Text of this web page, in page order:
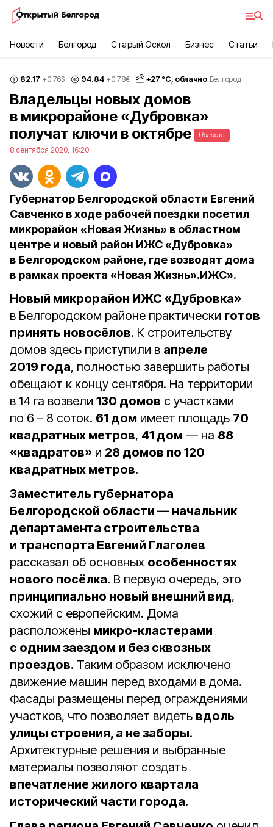
Новости Белгород Старый Оскол Бизнес Статьи
82.17 +0.76$ 94.84 +0.78€ +27 °С, облачно Белгород
Владельцы новых домов
в микрорайоне «Дубровка»
получат ключи в октябре
Новость
8 сентября 2020, 16:20
Губернатор Белгородской области Евгений
Савченко в ходе рабочей поездки посетил
микрорайон «Новая Жизнь» в областном
центре и новый район ИЖС «Дубровка»
в Белгородском районе, где возводят дома
в рамках проекта «Новая Жизнь».ИЖС».
Новый микрорайон ИЖС «Дубровка»
в Белгородском районе практически готов
принять новосёлов. К строительству
домов здесь приступили в апреле
2019 года, полностью завершить работы
обещают к концу сентября. На территории
в 14 га возвели 130 домов с участками
по 6 – 8 соток. 61 дом имеет площадь 70
квадратных метров, 41 дом — на 88
«квадратов» и 28 домов по 120
квадратных метров.
Заместитель губернатора
Белгородской области — начальник
департамента строительства
и транспорта Евгений Глаголев
рассказал об основных особенностях
нового посёлка. В первую очередь, это
принципиально новый внешний вид,
схожий с европейским. Дома
расположены микро-кластерами
с одним заездом и без сквозных
проездов. Таким образом исключено
движение машин перед входами в дома.
Фасады размещены перед ограждениями
участков, что позволяет видеть вдоль
улицы строения, а не заборы.
Архитектурные решения и выбранные
материалы позволяют создать
впечатление жилого квартала
исторический части города.